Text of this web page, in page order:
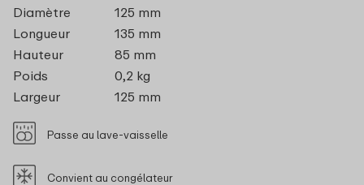
Diamètre
125 mm
Longueur
135 mm
Hauteur
85 mm
Poids
0,2 kg
Largeur
125 mm
Passe au lave-vaisselle
Convient au congélateur